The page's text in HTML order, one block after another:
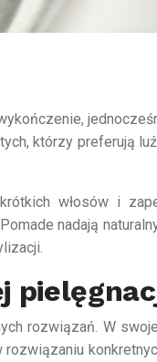
którzy preferują
włosów i
nadają
rozwiązań. W